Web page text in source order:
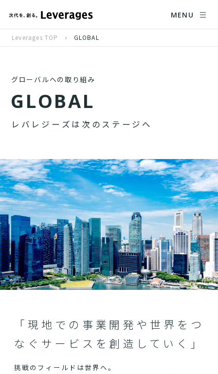
MENU
Leverages TOP GLOBAL
グローバルへの取り組み
GLOBAL
レ バ レ ジ ー ズ は 次 の ス テ ー ジ へ
「現地での事業開発や世界をつ
なぐサービスを創造していく」
挑戦のフィールドは世界へ。